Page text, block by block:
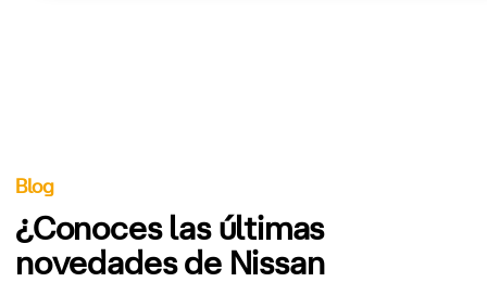
Blog
¿Conoces las últimas
novedades de Nissan